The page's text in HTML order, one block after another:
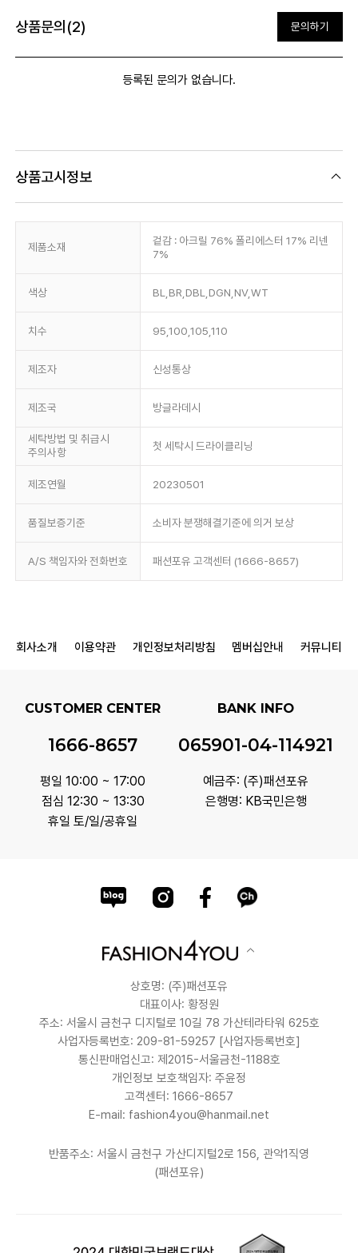
상품문의(2) 문의하기
등록된 문의가 없습니다.
상품고시정보
제품소재
겉감 : 아크릴 76% 폴리에스터 17% 리넨
7%
색상 BL,BR,DBL,DGN,NV,WT
치수 95,100,105,110
제조자 신성통상
제조국 방글라데시
세탁방법 및 취급시
주의사항
첫 세탁시 드라이클리닝
제조연월 20230501
품질보증기준 소비자 분쟁해결기준에 의거 보상
A/S 책임자와 전화번호 패션포유 고객센터 (1666-8657)
회사소개 이용약관 개인정보처리방침 멤버십안내 커뮤니티
CUSTOMER CENTER
1666-8657
평일 10:00 ~ 17:00
점심 12:30 ~ 13:30
휴일 토/일/공휴일
BANK INFO
065901-04-114921
예금주: (주)패션포유
은행명: KB국민은행
상호명: (주)패션포유
대표이사: 황정원
주소: 서울시 금천구 디지털로 10길 78 가산테라타워 625호
사업자등록번호: 209-81-59257 [사업자등록번호]
통신판매업신고: 제2015-서울금천-1188호
개인정보 보호책임자: 주윤정
고객센터: 1666-8657
E-mail: fashion4you@hanmail.net
반품주소: 서울시 금천구 가산디지털2로 156, 관악1직영
(패션포유)